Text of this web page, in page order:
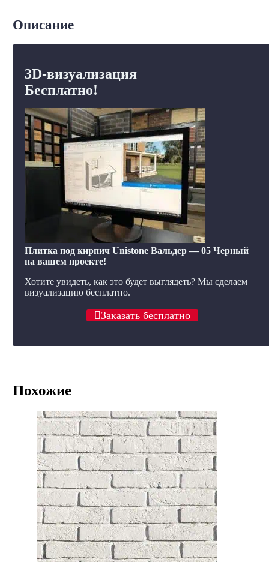
Описание
3D-визуализация
Бесплатно!
Плитка под кирпич Unistone Вальдер — 05 Черный
на вашем проекте!
Хотите увидеть, как это будет выглядеть? Мы сделаем
визуализацию бесплатно.
Заказать бесплатно
Похожие